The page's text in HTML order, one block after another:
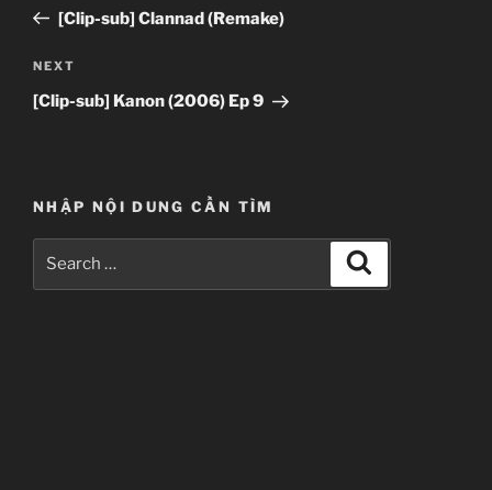
Post[Clip-sub] Clannad (Remake)
Next
Post
NEXT
[Clip-sub] Kanon (2006) Ep 9
NHẬP NỘI DUNG CẦN TÌM